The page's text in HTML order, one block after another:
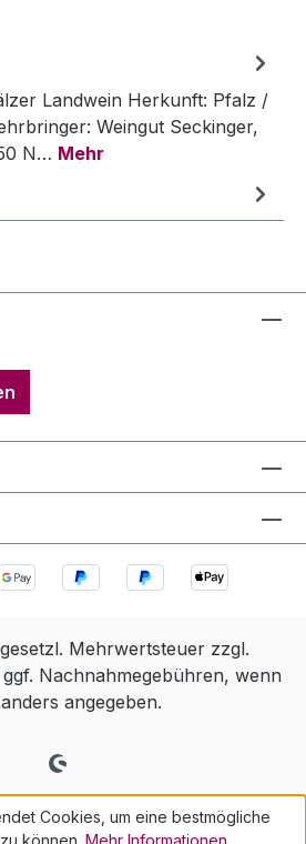
Landwein Herkunft: Pfalz /
Weingut Seckinger,
N… Mehr
Mehrwertsteuer zzgl.
Nachnahmegebühren, wenn
angegeben.
Cookies, um eine bestmögliche
können. Mehr Informationen ...